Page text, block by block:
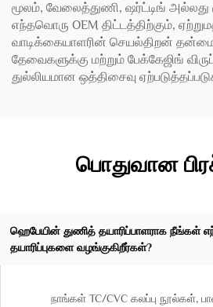
மூலம், வேலைத்துணி, ஷர்ட்டிங் அல்லது
எந்தவொரு OEM திட்டத்திற்கும்,
வாடிக்கையாளரின் செயல்திறன்
தேவைகளுக்கு மற்றும் பேக்கேஜிங்
துல்லியமான ஒத்திசைவு
பொதுவான
ஹெபேயின் துணித் தயாரிப்பாளராக நீங்கள்
தயாரிப்புகளை வழங்குகிறீர்கள்?
நாங்கள் TC/CVC கலப்பு நூல்கள்,